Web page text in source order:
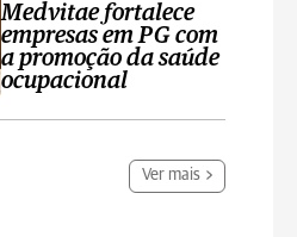
Medvitae fortalece
empresas em PG com
a promoção da saúde
ocupacional
Ver mais